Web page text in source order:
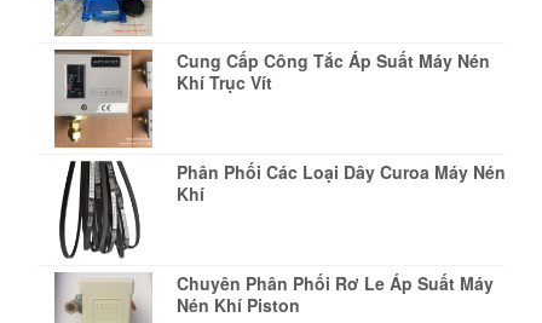
Cung Cấp Công Tắc Áp Suất Máy Nén
Khí Trục Vít
Phân Phối Các Loại Dây Curoa Máy Nén
Khí
Chuyên Phân Phối Rơ Le Áp Suất Máy
Nén Khí Piston